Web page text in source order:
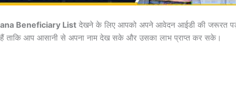
Beneficiary List देखने के लिए आपको अपने आवेदन आईडी की जरूरत
हैं ताकि आप आसानी से अपना नाम देख सके और उसका लाभ प्राप्त कर सके।